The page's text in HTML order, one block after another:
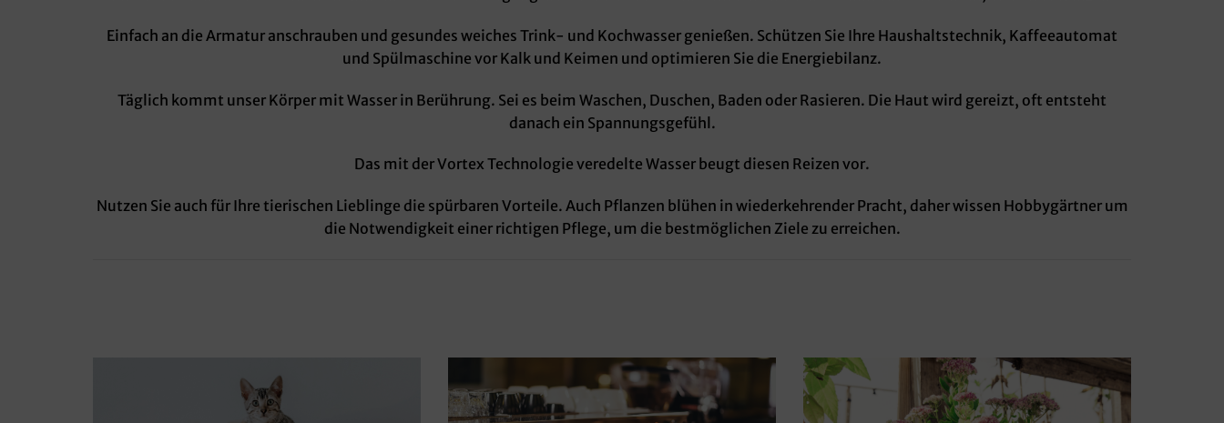
Einfach an die Armatur anschrauben und gesundes weiches Trink- und Kochwasser genießen. Schützen Sie Ihre Haushaltstechnik, Kaffeeautomat
und Spülmaschine vor Kalk und Keimen und optimieren Sie die Energiebilanz.
Täglich kommt unser Körper mit Wasser in Berührung. Sei es beim Waschen, Duschen, Baden oder Rasieren. Die Haut wird gereizt, oft entsteht
danach ein Spannungsgefühl.
Das mit der Vortex Technologie veredelte Wasser beugt diesen Reizen vor.
Nutzen Sie auch für Ihre tierischen Lieblinge die spürbaren Vorteile. Auch Pflanzen blühen in wiederkehrender Pracht, daher wissen Hobbygärtner um
die Notwendigkeit einer richtigen Pflege, um die bestmöglichen Ziele zu erreichen.